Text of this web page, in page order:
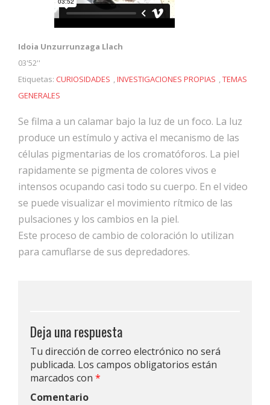
Idoia Unzurrunzaga Llach
03'52''
Etiquetas: CURIOSIDADES ,INVESTIGACIONES PROPIAS ,TEMAS
GENERALES
Se filma a un calamar bajo la luz de un foco. La luz
produce un estímulo y activa el mecanismo de las
células pigmentarias de los cromatóforos. La piel
rapidamente se pigmenta de colores vivos e
intensos ocupando casi todo su cuerpo. En el video
se puede visualizar el movimiento rítmico de las
pulsaciones y los cambios en la piel.
Este proceso de cambio de coloración lo utilizan
para camuflarse de sus depredadores.
Deja una respuesta
Tu dirección de correo electrónico no será
publicada. Los campos obligatorios están
marcados con *
Comentario